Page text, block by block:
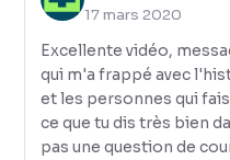
17 mars 2020
Excellente vidéo,
qui m'a frappé avec
et les personnes qui
ce que tu dis très bien
pas une question de